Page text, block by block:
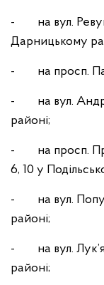
- на вул.
Дарницькому
- на просп.
- на вул.
районі;
- на просп.
6, 10 у
- на вул.
районі;
- на вул.
районі;